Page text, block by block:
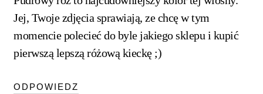
Jej, Twoje zdjęcia sprawiają, ze chcę w tym
momencie polecieć do byle jakiego sklepu i kupić
pierwszą lepszą różową kieckę ;)
ODPOWIEDZ